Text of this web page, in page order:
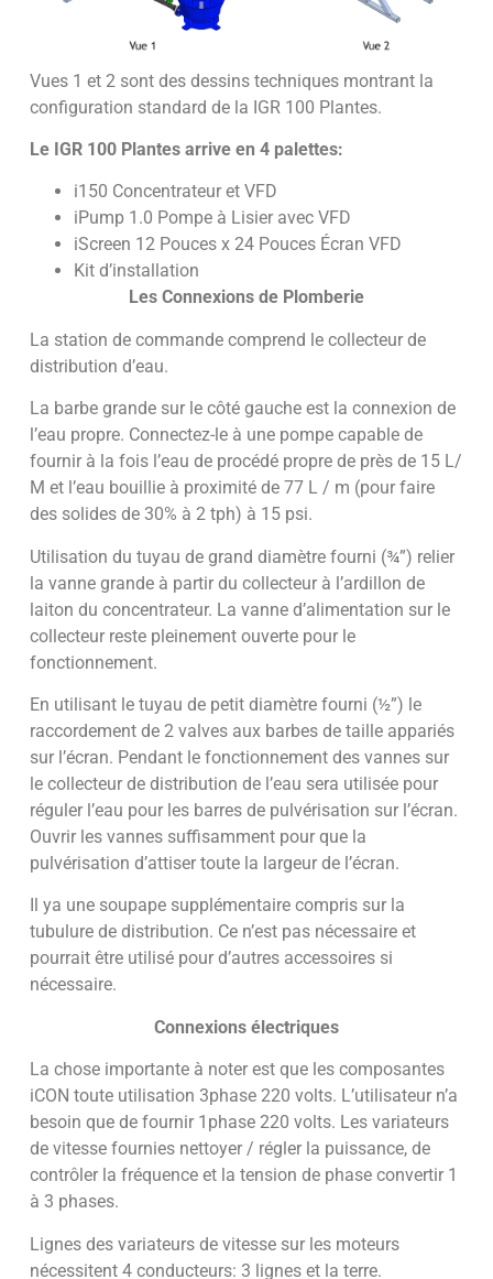
Vues 1 et 2 sont des dessins techniques montrant la
configuration standard de la IGR 100 Plantes.
Le IGR 100 Plantes arrive en 4 palettes:
i150 Concentrateur et VFD
iPump 1.0 Pompe à Lisier avec VFD
iScreen 12 Pouces x 24 Pouces Écran VFD
Kit d’installation
Les Connexions de Plomberie
La station de commande comprend le collecteur de
distribution d’eau.
La barbe grande sur le côté gauche est la connexion de
l’eau propre. Connectez-le à une pompe capable de
fournir à la fois l’eau de procédé propre de près de 15 L/
M et l’eau bouillie à proximité de 77 L / m (pour faire
des solides de 30% à 2 tph) à 15 psi.
Utilisation du tuyau de grand diamètre fourni (¾”) relier
la vanne grande à partir du collecteur à l’ardillon de
laiton du concentrateur. La vanne d’alimentation sur le
collecteur reste pleinement ouverte pour le
fonctionnement.
En utilisant le tuyau de petit diamètre fourni (½”) le
raccordement de 2 valves aux barbes de taille appariés
sur l’écran. Pendant le fonctionnement des vannes sur
le collecteur de distribution de l’eau sera utilisée pour
réguler l’eau pour les barres de pulvérisation sur l’écran.
Ouvrir les vannes suffisamment pour que la
pulvérisation d’attiser toute la largeur de l’écran.
Il ya une soupape supplémentaire compris sur la
tubulure de distribution. Ce n’est pas nécessaire et
pourrait être utilisé pour d’autres accessoires si
nécessaire.
Connexions électriques
La chose importante à noter est que les composantes
iCON toute utilisation 3phase 220 volts. L’utilisateur n’a
besoin que de fournir 1phase 220 volts. Les variateurs
de vitesse fournies nettoyer / régler la puissance, de
contrôler la fréquence et la tension de phase convertir 1
à 3 phases.
Lignes des variateurs de vitesse sur les moteurs
nécessitent 4 conducteurs: 3 lignes et la terre.